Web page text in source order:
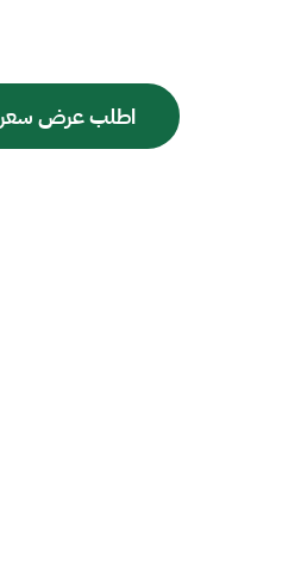
اطلب عرض سعر